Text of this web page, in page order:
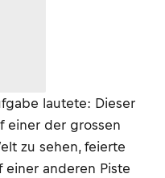
lautete: Dieser
einer der grossen
zu sehen, feierte
einer anderen Piste